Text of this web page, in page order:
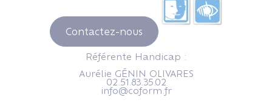
Contactez-nous
Référente Handicap :
Aurélie GÉNIN OLIVARES
02.51.83.35.02
info@coform.fr